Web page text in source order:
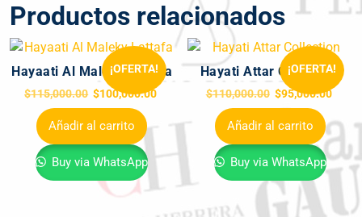
Productos relacionados
¡OFERTA!
Hayaati Al Maleky Lattafa
$115,000.00 $100,000.00
Añadir al carrito
Buy via WhatsApp
¡OFERTA!
Hayati Attar Collection
$110,000.00 $95,000.00
Añadir al carrito
Buy via WhatsApp